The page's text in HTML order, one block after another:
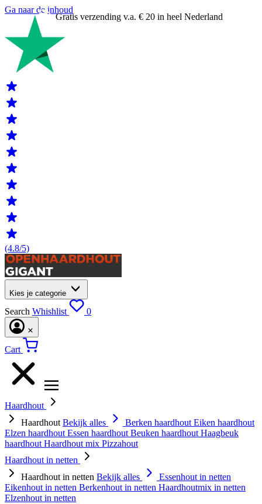
Ga naar de inhoud
Gratis verzending v.a. € 20 in heel Nederland
(4.8/5)
Kies je categorie
Search Whishlist 0
Cart
Haardhout
Haardhout Bekijk alles Berken haardhout Eiken haardhout
Elzen haardhout Essen haardhout Beuken haardhout Haagbeuk
haardhout Haardhout mix Pizzahout
Haardhout in netten
Haardhout in netten Bekijk alles
Essenhout in netten
Eikenhout in netten Berkenhout in netten Haardhoutmix in netten
Elzenhout in netten